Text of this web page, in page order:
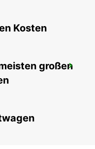
Kosten
großen